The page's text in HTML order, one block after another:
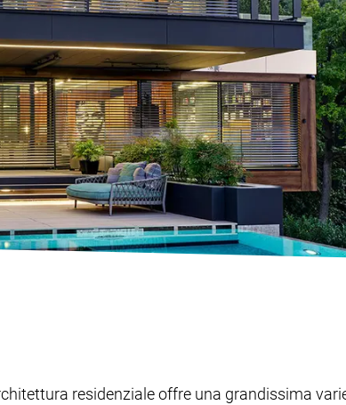
residenziale offre una grandissima